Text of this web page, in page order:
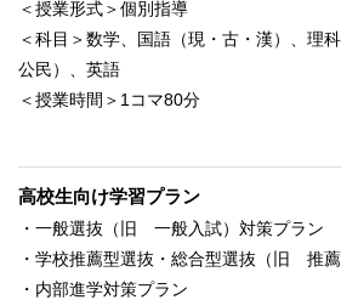
＜授業形式＞個別指導
＜科目＞数学、国語（現・古・漢）、理
公民）、英語
＜授業時間＞1コマ80分
高校生向け学習プラン
・一般選抜（旧 一般入試）対策プラン
・学校推薦型選抜・総合型選抜（旧 推
・内部進学対策プラン